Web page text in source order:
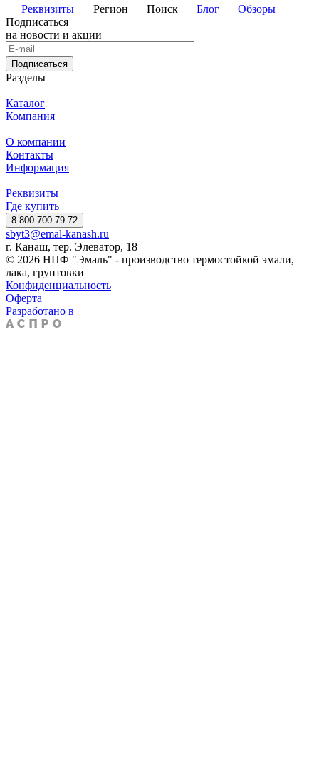
Реквизиты
Регион Поиск Блог
Обзоры
Подписаться
на новости и акции
Подписаться
Разделы
Каталог
Компания
О компании
Контакты
Информация
Реквизиты
Где купить
8 800 700 79 72
sbyt3@emal-kanash.ru
г. Канаш, тер. Элеватор, 18
© 2026 НПФ "Эмаль" - производство термостойкой эмали,
лака, грунтовки
Конфиденциальность
Оферта
Разработано в